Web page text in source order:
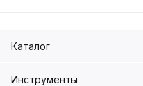
Каталог
Инструменты